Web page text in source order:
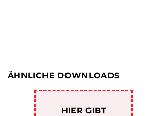
ÄHNLICHE DOWNLOADS
HIER GIBT